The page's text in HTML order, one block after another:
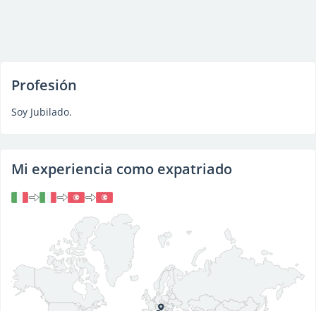
Profesión
Soy Jubilado.
Mi experiencia como expatriado